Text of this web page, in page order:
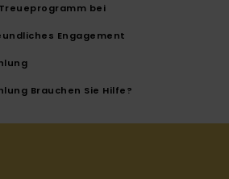
bei
Engagement
Brauchen Sie Hilfe?